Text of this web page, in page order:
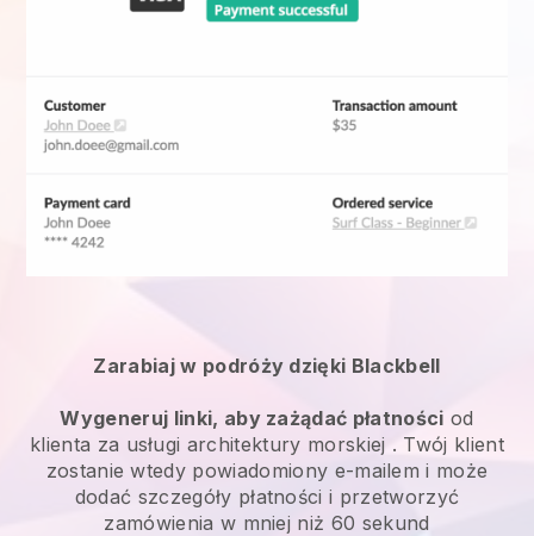
Zarabiaj w podróży dzięki Blackbell
Wygeneruj linki, aby zażądać płatności od
klienta za usługi architektury morskiej . Twój klient
zostanie wtedy powiadomiony e-mailem i może
dodać szczegóły płatności i przetworzyć
zamówienia w mniej niż 60 sekund